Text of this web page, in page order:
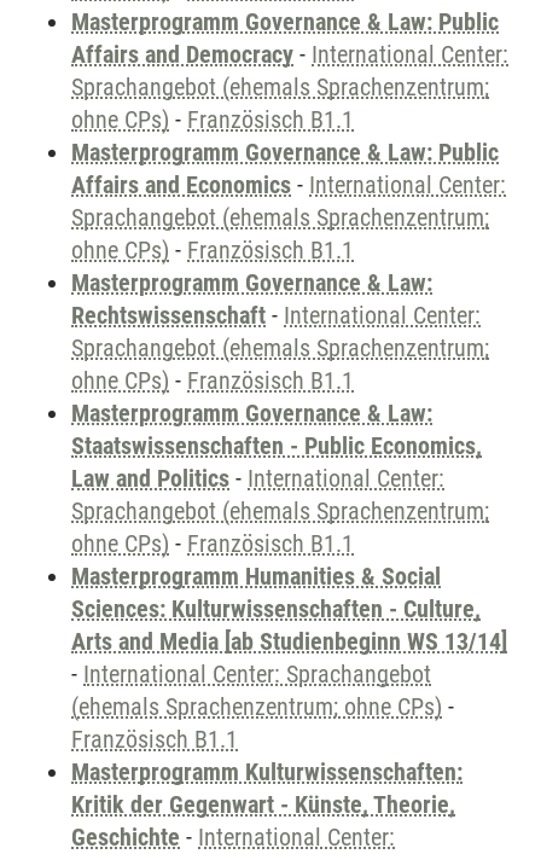
Masterprogramm Governance & Law: Public
Affairs and Democracy - International Center:
Sprachangebot (ehemals Sprachenzentrum;
ohne CPs) - Französisch B1.1
Masterprogramm Governance & Law: Public
Affairs and Economics - International Center:
Sprachangebot (ehemals Sprachenzentrum;
ohne CPs) - Französisch B1.1
Masterprogramm Governance & Law:
Rechtswissenschaft - International Center:
Sprachangebot (ehemals Sprachenzentrum;
ohne CPs) - Französisch B1.1
Masterprogramm Governance & Law:
Staatswissenschaften - Public Economics,
Law and Politics - International Center:
Sprachangebot (ehemals Sprachenzentrum;
ohne CPs) - Französisch B1.1
Masterprogramm Humanities & Social
Sciences: Kulturwissenschaften - Culture,
Arts and Media [ab Studienbeginn WS 13/14]
- International Center: Sprachangebot
(ehemals Sprachenzentrum; ohne CPs) -
Französisch B1.1
Masterprogramm Kulturwissenschaften:
Kritik der Gegenwart - Künste, Theorie,
Geschichte - International Center: